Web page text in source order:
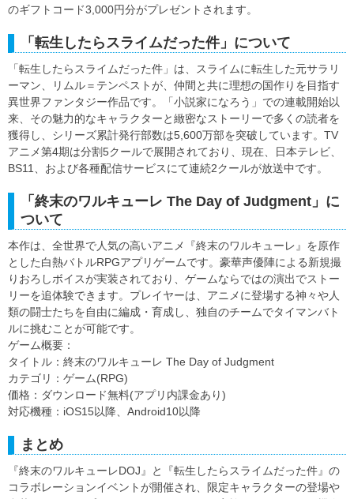
のギフトコード3,000円分がプレゼントされます。
「転生したらスライムだった件」について
「転生したらスライムだった件」は、スライムに転生した元サラリ
ーマン、リムル＝テンペストが、仲間と共に理想の国作りを目指す
異世界ファンタジー作品です。「小説家になろう」での連載開始以
来、その魅力的なキャラクターと緻密なストーリーで多くの読者を
獲得し、シリーズ累計発行部数は5,600万部を突破しています。TV
アニメ第4期は分割5クールで展開されており、現在、日本テレビ、
BS11、および各種配信サービスにて連続2クールが放送中です。
「終末のワルキューレ The Day of Judgment」に
ついて
本作は、全世界で人気の高いアニメ『終末のワルキューレ』を原作
とした白熱バトルRPGアプリゲームです。豪華声優陣による新規撮
りおろしボイスが実装されており、ゲームならではの演出でストー
リーを追体験できます。プレイヤーは、アニメに登場する神々や人
類の闘士たちを自由に編成・育成し、独自のチームでタイマンバト
ルに挑むことが可能です。
ゲーム概要：
タイトル：終末のワルキューレ The Day of Judgment
カテゴリ：ゲーム(RPG)
価格：ダウンロード無料(アプリ内課金あり)
対応機種：iOS15以降、Android10以降
まとめ
『終末のワルキューレDOJ』と『転生したらスライムだった件』の
コラボレーションイベントが開催され、限定キャラクターの登場や